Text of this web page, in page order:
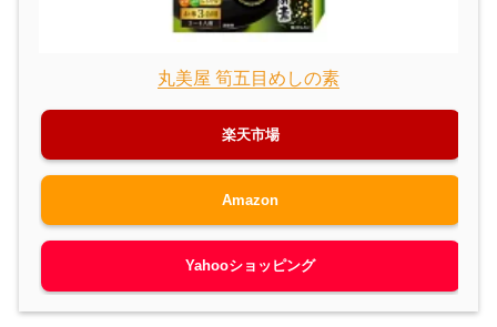
丸美屋 筍五目めしの素
楽天市場
Amazon
Yahooショッピング